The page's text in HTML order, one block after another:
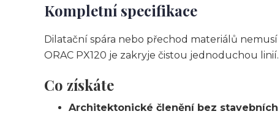
Kompletní specifikace
Dilatační spára nebo přechod materiálů
ORAC PX120 je zakryje čistou jednoduchou linií.
Co získáte
Architektonické členění bez stavebních